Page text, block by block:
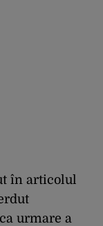
în articolul
urmare a